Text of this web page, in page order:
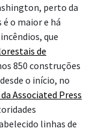
perto da
é o maior e há
que
de
850 construções
o início, no
Associated Press
linhas de